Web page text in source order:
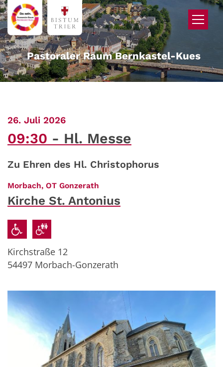
Zum Inhalt springen
Pastoraler Raum Bernkastel-Kues
26. Juli 2026:
09:30 Hl. Messe
Zu Ehren des Hl. Christophorus
Morbach, OT Gonzerath
Kirche St. Antonius
Kirchstraße 12
54497 Morbach-Gonzerath